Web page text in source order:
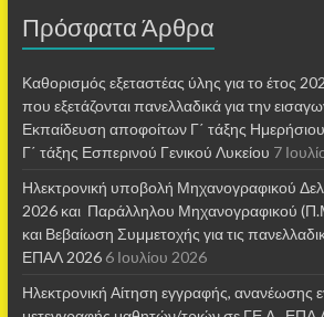
Πρόσφατα Άρθρα
Καθορισμός εξεταστέας ύλης για το έτος
που εξετάζονται πανελλαδικά για την
Εκπαίδευση αποφοίτων Γ΄ τάξης Ημερήσιου
Γ΄ τάξης Εσπερινού Γενικού Λυκείου 7
Ηλεκτρονική υποβολή Μηχανογραφικού
2026 και Παράλληλου Μηχανογραφικού
και Βεβαίωση Συμμετοχής για τις
ΕΠΑΛ 2026 6 Ιουλίου 2026
Ηλεκτρονική Αίτηση εγγραφής, ανανέωσης